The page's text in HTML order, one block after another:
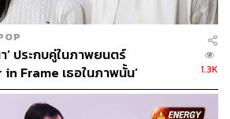
ประกบคู่ในภาพยนตร์
in Frame เธอในภาพนั้น’
1.3K